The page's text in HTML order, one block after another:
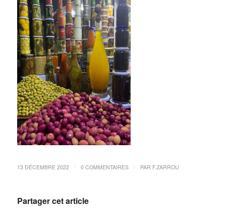
13 DÉCEMBRE 2022 0 COMMENTAIRES PAR F.ZARROU
Partager cet article